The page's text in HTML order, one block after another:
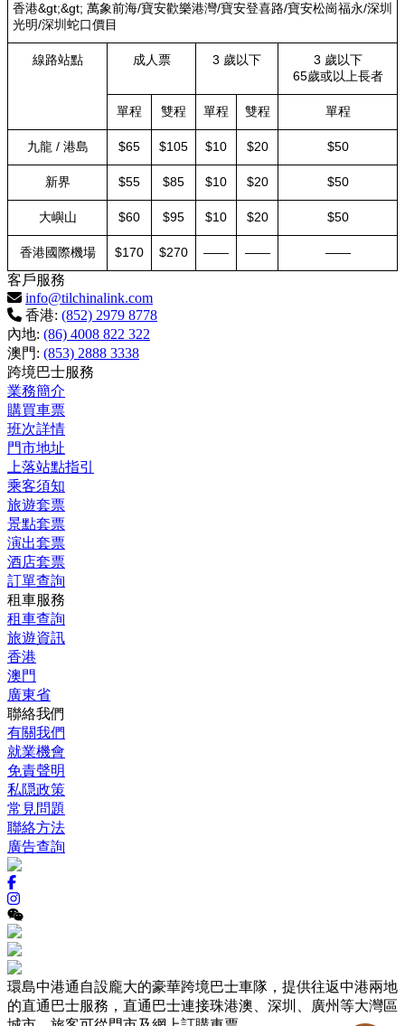
香港&gt;&gt; 萬象前海/寶安歡樂港灣/寶安登喜路/寶安松崗福永/深圳
光明/深圳蛇口價目
線路站點 成人票 3 歲以下
3 歲以下
65歲或以上長者
單程 雙程 單程 雙程 單程
九龍 / 港島 $65 $105 $10 $20 $50
新界 $55 $85 $10 $20 $50
大嶼山 $60 $95 $10 $20 $50
香港國際機場 $170 $270 —— —— ——
客戶服務
info@tilchinalink.com
香港: (852) 2979 8778
內地: (86) 4008 822 322
澳門: (853) 2888 3338
跨境巴士服務
業務簡介
購買車票
班次詳情
門市地址
上落站點指引
乘客須知
旅遊套票
景點套票
演出套票
酒店套票
訂單查詢
租車服務
租車查詢
旅遊資訊
香港
澳門
廣東省
聯絡我們
有關我們
就業機會
免責聲明
私隠政策
常見問題
聯絡方法
廣告查詢
環島中港通自設龐大的豪華跨境巴士車隊，提供往返中港兩地
的直通巴士服務，直通巴士連接珠港澳、深圳、廣州等大灣區